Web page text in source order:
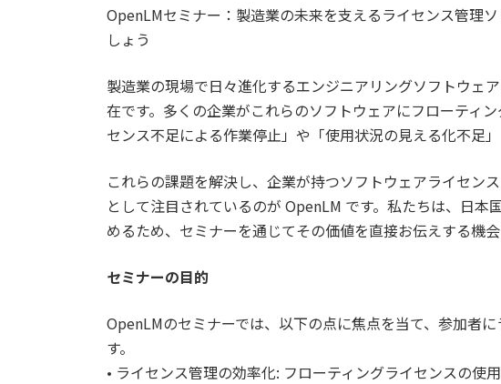
OpenLMセミナー：製造業の未来を支えるライセンス管理
しょう
製造業の現場で日々進化するエンジニアリングソフトウェ
在です。多くの企業がこれらのソフトウェアにフローティ
センス不足による作業停止」や「使用状況の見える化不足
これらの課題を解決し、企業が持つソフトウェアライセン
として注目されているのが OpenLM です。私たちは、日
めるため、セミナーを通じてその価値を直接お伝えする機
セミナーの目的
OpenLMのセミナーでは、以下の点に焦点を当て、参加者
す。
• ライセンス管理の効率化: フローティングライセンスの使